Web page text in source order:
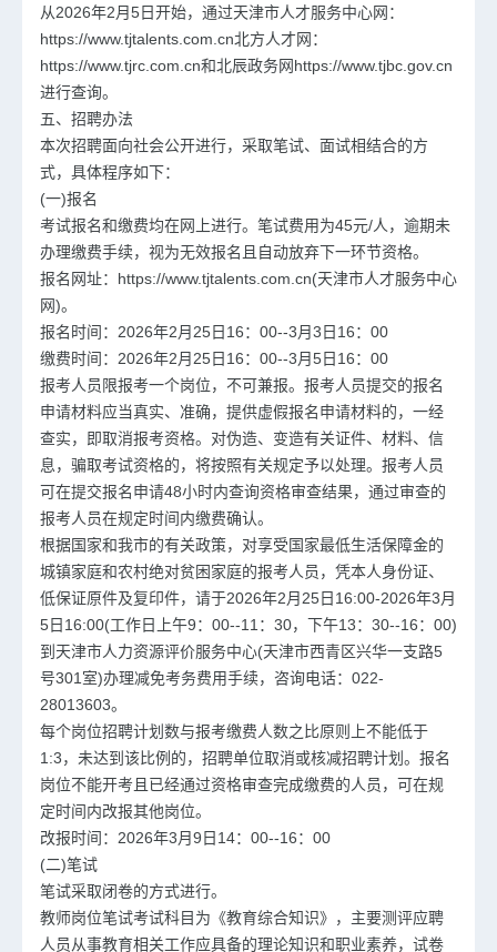
从2026年2月5日开始，通过天津市人才服务中心网：
https://www.tjtalents.com.cn北方人才网：
https://www.tjrc.com.cn和北辰政务网https://www.tjbc.gov.cn
进行查询。
五、招聘办法
本次招聘面向社会公开进行，采取笔试、面试相结合的方
式，具体程序如下：
(一)报名
考试报名和缴费均在网上进行。笔试费用为45元/人，逾期未
办理缴费手续，视为无效报名且自动放弃下一环节资格。
报名网址：https://www.tjtalents.com.cn(天津市人才服务中心
网)。
报名时间：2026年2月25日16：00--3月3日16：00
缴费时间：2026年2月25日16：00--3月5日16：00
报考人员限报考一个岗位，不可兼报。报考人员提交的报名
申请材料应当真实、准确，提供虚假报名申请材料的，一经
查实，即取消报考资格。对伪造、变造有关证件、材料、信
息，骗取考试资格的，将按照有关规定予以处理。报考人员
可在提交报名申请48小时内查询资格审查结果，通过审查的
报考人员在规定时间内缴费确认。
根据国家和我市的有关政策，对享受国家最低生活保障金的
城镇家庭和农村绝对贫困家庭的报考人员，凭本人身份证、
低保证原件及复印件，请于2026年2月25日16:00-2026年3月
5日16:00(工作日上午9：00--11：30，下午13：30--16：00)
到天津市人力资源评价服务中心(天津市西青区兴华一支路5
号301室)办理减免考务费用手续，咨询电话：022-
28013603。
每个岗位招聘计划数与报考缴费人数之比原则上不能低于
1:3，未达到该比例的，招聘单位取消或核减招聘计划。报名
岗位不能开考且已经通过资格审查完成缴费的人员，可在规
定时间内改报其他岗位。
改报时间：2026年3月9日14：00--16：00
(二)笔试
笔试采取闭卷的方式进行。
教师岗位笔试考试科目为《教育综合知识》，主要测评应聘
人员从事教育相关工作应具备的理论知识和职业素养，试卷